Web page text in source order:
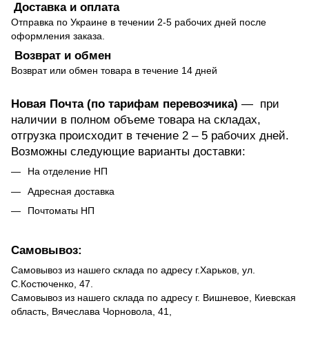
Доставка и оплата
Отправка по Украине в течении 2-5 рабочих дней после
оформления заказа.
Возврат и обмен
Возврат или обмен товара в течение 14 дней
Новая Почта (по тарифам перевозчика) — при
наличии в полном объеме товара на складах,
отгрузка происходит в течение 2 – 5 рабочих дней.
Возможны следующие варианты доставки:
На отделение НП
Адресная доставка
Почтоматы НП
Самовывоз:
Самовывоз из нашего склада по адресу г.Харьков, ул.
С.Костюченко, 47.
Самовывоз из нашего склада по адресу г. Вишневое, Киевская
область, Вячеслава Чорновола, 41,